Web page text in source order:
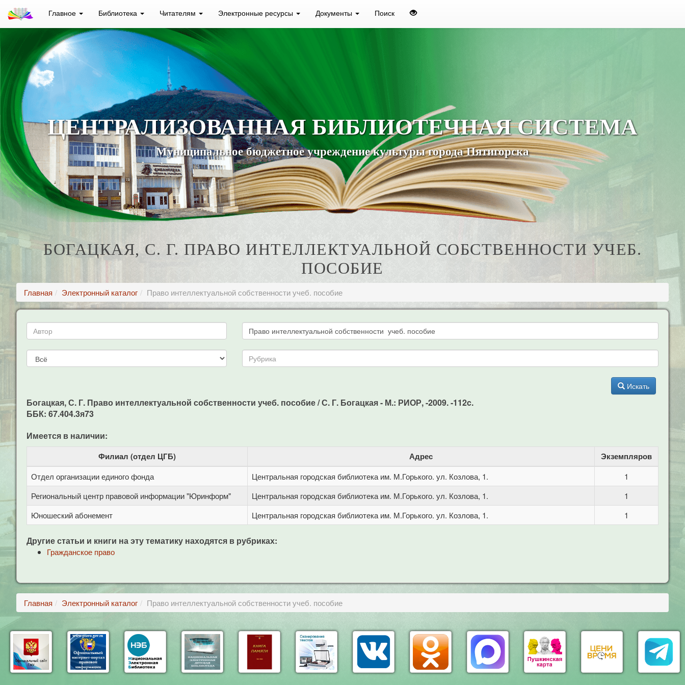
Главное Библиотека Читателям Электронные ресурсы Документы Поиск
ЦЕНТРАЛИЗОВАННАЯ БИБЛИОТЕЧНАЯ СИСТЕМА
Муниципальное бюджетное учреждение культуры города Пятигорска
БОГАЦКАЯ, С. Г. ПРАВО ИНТЕЛЛЕКТУАЛЬНОЙ СОБСТВЕННОСТИ УЧЕБ.
ПОСОБИЕ
Главная Электронный каталог Право интеллектуальной собственности учеб. пособие
Искать
Богацкая, С. Г. Право интеллектуальной собственности учеб. пособие / С. Г. Богацкая - М.: РИОР, -2009. -112c.
ББК: 67.404.3я73
Имеется в наличии:
Филиал (отдел ЦГБ) Адрес Экземпляров
Отдел организации единого фонда Центральная городская библиотека им. М.Горького. ул. Козлова, 1.
1
Региональный центр правовой информации "Юринформ"
Центральная городская библиотека им. М.Горького. ул. Козлова, 1.
1
Юношеский абонемент
Центральная городская библиотека им. М.Горького. ул. Козлова, 1. 1
Другие статьи и книги на эту тематику находятся в рубриках:
Гражданское право
Главная Электронный каталог Право интеллектуальной собственности учеб. пособие